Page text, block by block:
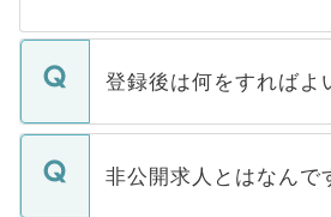
登録後は何をすればよ
ご登録いただきましたら
登録内容を確認し、その
非公開求人とはなんで